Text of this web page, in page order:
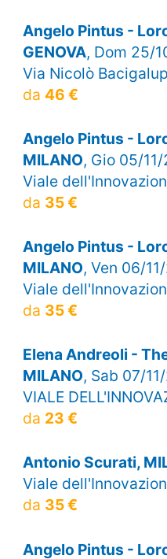
Angelo Pintus -
GENOVA, Dom 25/
Via Nicolò
da 46 €
Angelo Pintus -
MILANO, Gio 05/11/
Viale
da 35 €
Angelo Pintus -
MILANO, Ven 06/
Viale
da 35 €
Elena Andreoli -
MILANO, Sab 07/
VIALE
da 23 €
Antonio Scurati,
Viale
da 35 €
Angelo Pintus -